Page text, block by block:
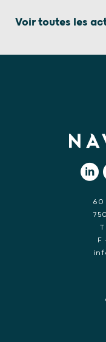
Voir toutes les
60
F